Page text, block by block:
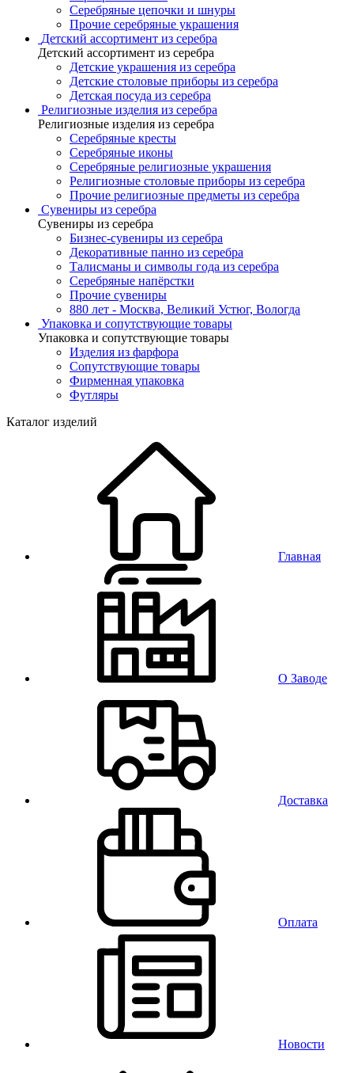
Серебряные цепочки и шнуры
Прочие серебряные украшения
Детский ассортимент из серебра
Детский ассортимент из серебра
Детские украшения из серебра
Детские столовые приборы из серебра
Детская посуда из серебра
Религиозные изделия из серебра
Религиозные изделия из серебра
Серебряные кресты
Серебряные иконы
Серебряные религиозные украшения
Религиозные столовые приборы из серебра
Прочие религиозные предметы из серебра
Сувениры из серебра
Сувениры из серебра
Бизнес-сувениры из серебра
Декоративные панно из серебра
Талисманы и символы года из серебра
Серебряные напёрстки
Прочие сувениры
880 лет - Москва, Великий Устюг, Вологда
Упаковка и сопутствующие товары
Упаковка и сопутствующие товары
Изделия из фарфора
Сопутствующие товары
Фирменная упаковка
Футляры
Каталог изделий
Главная
О Заводе
Доставка
Оплата
Новости